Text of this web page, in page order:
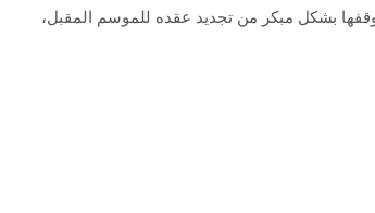
بشكل مبكر من تجديد عقده للموسم المقبل،